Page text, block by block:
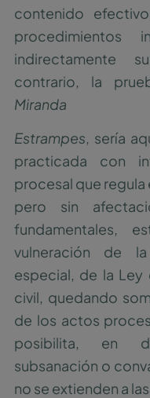
contenido
procedimientos
indirectamente
contrario, la
Miranda
Estrampes, sería
practicada con
procesal que
pero sin
fundamentales,
vulneración de
especial, de la Ley
civil, quedando
de los actos
posibilita, en
subsanación o
no se extienden a